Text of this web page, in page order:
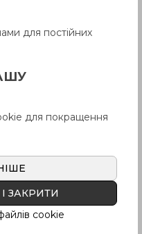
для постійних
для покращення
ЗАКРИТИ
cookie